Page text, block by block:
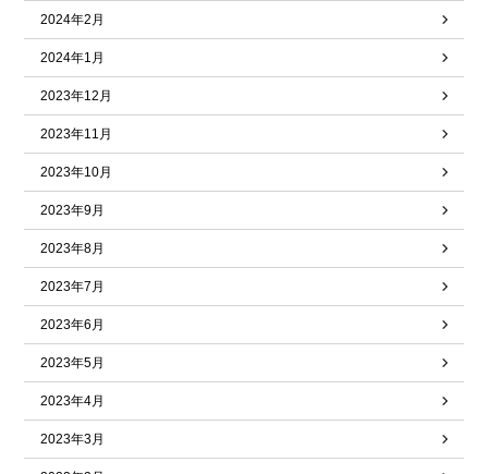
2024年2月
2024年1月
2023年12月
2023年11月
2023年10月
2023年9月
2023年8月
2023年7月
2023年6月
2023年5月
2023年4月
2023年3月